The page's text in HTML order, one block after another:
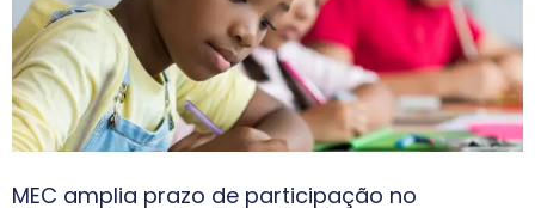
MEC amplia prazo de participação no